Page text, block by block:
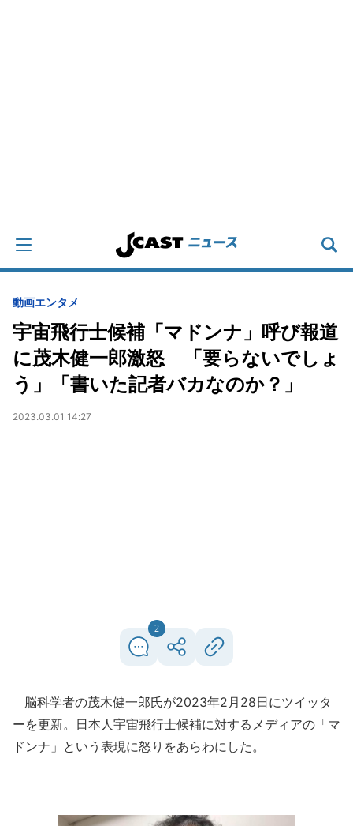
動画エンタメ
宇宙飛行士候補「マドンナ」呼び報道
に茂木健一郎激怒 「要らないでしょ
う」「書いた記者バカなのか？」
2023.03.01 14:27
2
脳科学者の茂木健一郎氏が2023年2月28日にツイッタ
ーを更新。日本人宇宙飛行士候補に対するメディアの「マ
ドンナ」という表現に怒りをあらわにした。